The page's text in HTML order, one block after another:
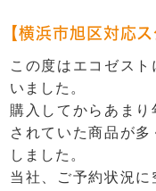
【横浜市旭区対応ス
この度はエコゼス
いました。
購入してからあま
されていた商品が
しました。
当社、ご予約状況